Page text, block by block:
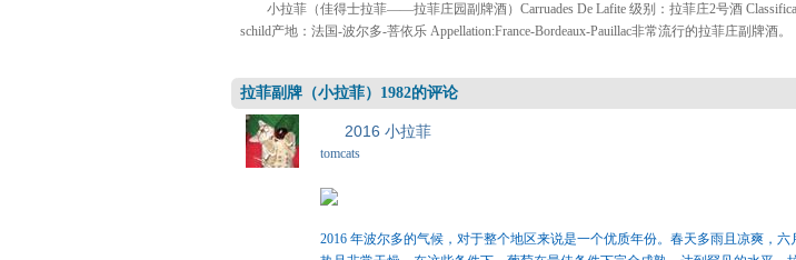
小拉菲（佳得士拉菲——拉菲庄园副牌酒）Carruades De Lafite 级别：拉菲庄2号酒
schild产地：法国-波尔多-菩依乐 Appellation:France-Bordeaux-Pauillac非常流行的拉菲庄副牌酒。
拉菲副牌（小拉菲）1982的评论
2016 小拉菲
tomcats
2016 年波尔多的气候，对于整个地区来说是一个优质年份。春天多雨且凉爽，